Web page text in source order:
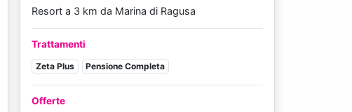
Resort a 3 km da Marina di Ragusa
Trattamenti
Zeta Plus Pensione Completa
Offerte